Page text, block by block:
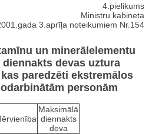
4.pielikums
Ministru kabineta
3.aprīļa noteikumiem Nr.154
un minerālelementu
diennakts devas uztura
paredzēti ekstremālos
personām
Maksimālā
diennakts
deva